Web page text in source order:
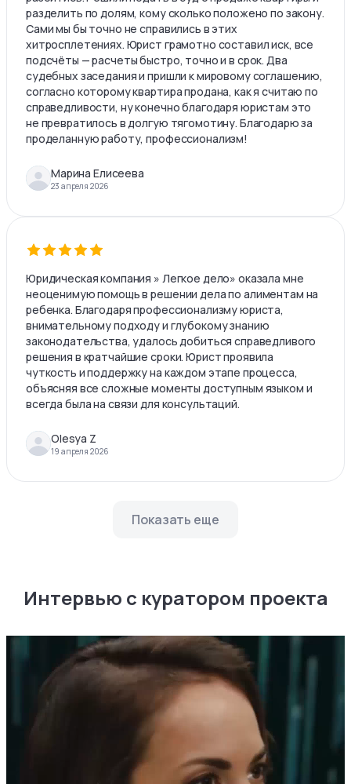
разделить по долям, кому сколько положено по закону.
Сами мы бы точно не справились в этих
хитросплетениях. Юрист грамотно составил иск, все
подсчёты — расчеты быстро, точно и в срок. Два
судебных заседания и пришли к мировому соглашению,
согласно которому квартира продана, как я считаю по
справедливости, ну конечно благодаря юристам это
не превратилось в долгую тягомотину. Благодарю за
проделанную работу, профессионализм!
Марина Елисеева
23 апреля 2026
Юридическая компания » Легкое дело» оказала мне
неоценимую помощь в решении дела по алиментам на
ребенка. Благодаря профессионализму юриста,
внимательному подходу и глубокому знанию
законодательства, удалось добиться справедливого
решения в кратчайшие сроки. Юрист проявила
чуткость и поддержку на каждом этапе процесса,
объясняя все сложные моменты доступным языком и
всегда была на связи для консультаций.
Olesya Z
19 апреля 2026
Показать еще
Интервью с куратором проекта